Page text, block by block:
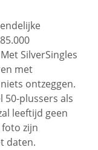
SilverSingles
met
ontzeggen.
50-plussers als
leeftijd geen
zijn
daten.